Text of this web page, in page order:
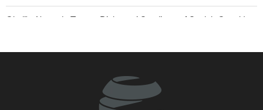
Ghalibaf kepada Trump: Diplomasi Sandiwara AS telah Gagal !
The Economist: Kesepakatan dengan Iran Opsi Realistis Akhiri